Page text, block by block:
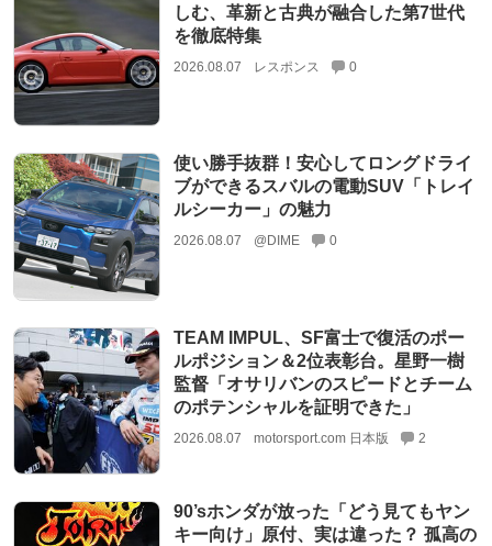
しむ、革新と古典が融合した第7世代
を徹底特集
2026.08.07 レスポンス 0
使い勝手抜群！安心してロングドライ
ブができるスバルの電動SUV「トレイ
ルシーカー」の魅力
2026.08.07 @DIME 0
TEAM IMPUL、SF富士で復活のポー
ルポジション＆2位表彰台。星野一樹
監督「オサリバンのスピードとチーム
のポテンシャルを証明できた」
2026.08.07 motorsport.com 日本版 2
90’sホンダが放った「どう見てもヤン
キー向け」原付、実は違った？ 孤高の